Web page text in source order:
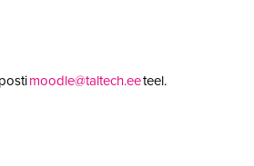
moodle@taltech.eeteel.